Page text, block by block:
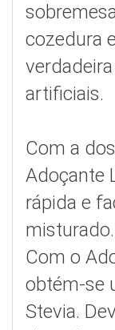
cozedura
artificiais.
Com a
Adoçante
rápida e
misturado.
Com o
obtém-se
Stevia.